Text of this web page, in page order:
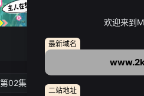
第02集 第03集
欢迎来到
最新域名
二站地址